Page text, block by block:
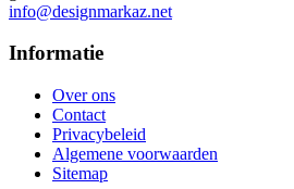
info@designmarkaz.net
Informatie
Over ons
Contact
Privacybeleid
Algemene voorwaarden
Sitemap